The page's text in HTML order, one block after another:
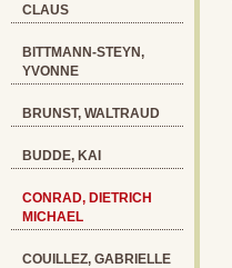
CLAUS
BITTMANN-STEYN,
YVONNE
BRUNST, WALTRAUD
BUDDE, KAI
CONRAD, DIETRICH
MICHAEL
COUILLEZ, GABRIELLE